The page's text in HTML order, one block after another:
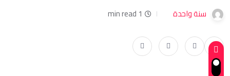
سنة واحدة 1 min read